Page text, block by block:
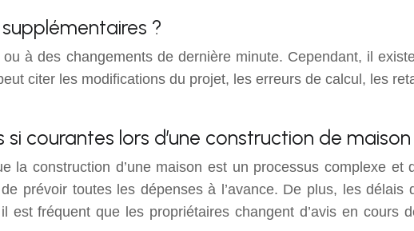
?
à des changements de dernière minute. Cependant, il
citer les modifications du projet, les erreurs de calcul, les
courantes lors d’une construction de maison
la construction d’une maison est un processus complexe et
prévoir toutes les dépenses à l’avance. De plus, les délais
fréquent que les propriétaires changent d’avis en cours